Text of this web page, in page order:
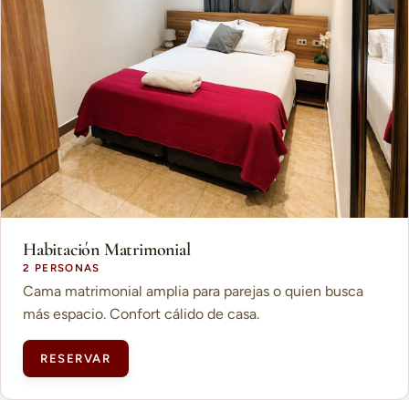
Habitación Matrimonial
2 PERSONAS
Cama matrimonial amplia para parejas o quien busca
más espacio. Confort cálido de casa.
RESERVAR